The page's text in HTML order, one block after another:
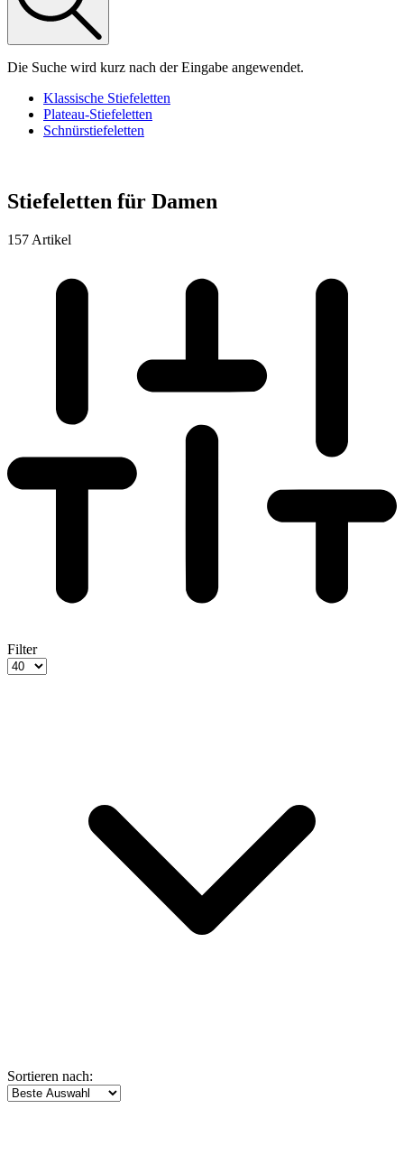
Die Suche wird kurz nach der Eingabe angewendet.
Klassische Stiefeletten
Plateau-Stiefeletten
Schnürstiefeletten
Stiefeletten für Damen
157 Artikel
Filter
Sortieren nach: